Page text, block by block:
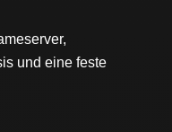
und eine feste